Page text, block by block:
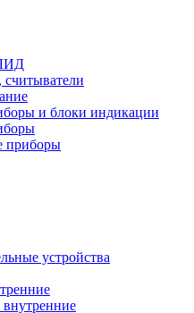
и блоки индикации
приборы
устройства